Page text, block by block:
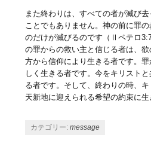
また終わりは、すべての者が滅び
ことでもありません。神の前に罪
のだけが滅びるのです（Ⅱペテロ
の罪からの救い主と信じる者は、
方から信仰により生きる者です。
しく生きる者です。今をキリスト
る者です。そして、終わりの時、
天新地に迎えられる希望の約束に生
カテゴリー:message